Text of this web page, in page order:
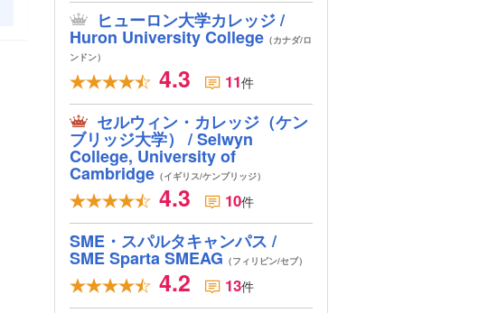
ヒューロン大学カレッジ /
Huron University College（カナダ/ロ
ンドン）
4.3 11件
セルウィン・カレッジ（ケン
ブリッジ大学） / Selwyn
College, University of
Cambridge（イギリス/ケンブリッジ）
4.3 10件
SME・スパルタキャンパス /
SME Sparta SMEAG （フィリピン/セブ）
4.2 13件